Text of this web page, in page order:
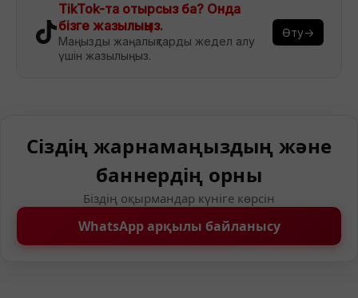
TikTok-та отырсыз ба? Онда
бізге жазылыңыз.
Маңызды жаңалықтарды жедел алу
үшін жазылыңыз.
Өту→
Сіздің жарнамаңыздың және
баннердің орны
Біздің оқырмандар күніге көрсін
WhatsApp арқылы байланысу